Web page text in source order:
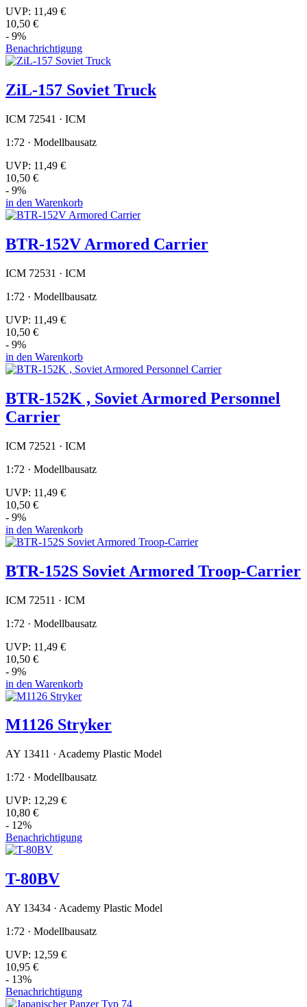
UVP: 11,49 €
10,50 €
- 9%
Benachrichtigung
ZiL-157 Soviet Truck
ICM 72541 · ICM
1:72 · Modellbausatz
UVP: 11,49 €
10,50 €
- 9%
in den Warenkorb
BTR-152V Armored Carrier
ICM 72531 · ICM
1:72 · Modellbausatz
UVP: 11,49 €
10,50 €
- 9%
in den Warenkorb
BTR-152K , Soviet Armored Personnel
Carrier
ICM 72521 · ICM
1:72 · Modellbausatz
UVP: 11,49 €
10,50 €
- 9%
in den Warenkorb
BTR-152S Soviet Armored Troop-Carrier
ICM 72511 · ICM
1:72 · Modellbausatz
UVP: 11,49 €
10,50 €
- 9%
in den Warenkorb
M1126 Stryker
AY 13411 · Academy Plastic Model
1:72 · Modellbausatz
UVP: 12,29 €
10,80 €
- 12%
Benachrichtigung
T-80BV
AY 13434 · Academy Plastic Model
1:72 · Modellbausatz
UVP: 12,59 €
10,95 €
- 13%
Benachrichtigung